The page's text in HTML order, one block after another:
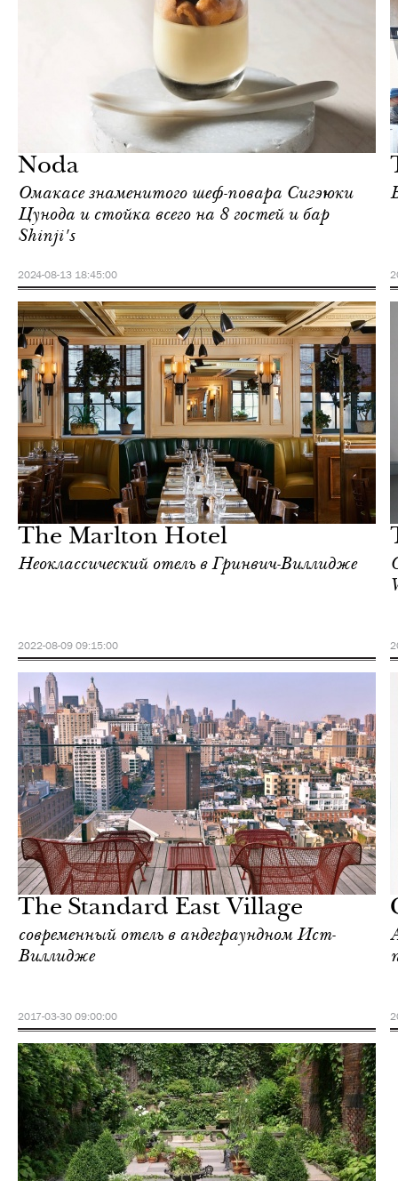
Noda
Омакасе знаменитого шеф-повара Сигэюки
Цунода и стойка всего на 8 гостей и бар
Shinji's
2024-08-13 18:45:00
The Marlton Hotel
Неоклассический отель в Гринвич-Виллидже
2022-08-09 09:15:00
Йорк
The Standard East Village
современный отель в андеграундном Ист-
Виллидже
2017-03-30 09:00:00
Йорк